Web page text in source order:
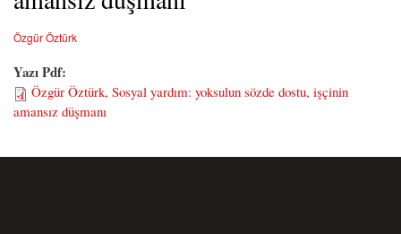
Özgür Öztürk
Yazı Pdf:
Özgür Öztürk, Sosyal yardım: yoksulun sözde dostu, işçinin
amansız düşmanı